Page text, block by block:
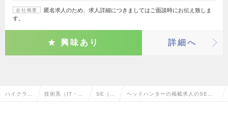
会社概要
匿名求人のため、求人詳細につきましてはご面談時にお伝え致しま
す。
興味あり 詳細へ
ハイクラス 技術系（IT・W SE（汎 ヘッドハンターの掲載求人のSE